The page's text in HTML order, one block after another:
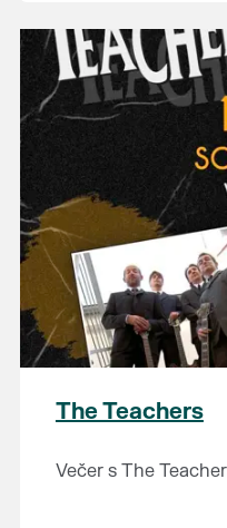
The Teachers
Večer s The